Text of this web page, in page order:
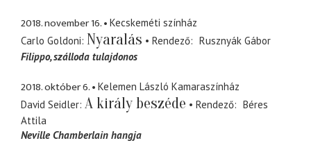
2018. november 16.
Kecskeméti színház
Carlo Goldoni Nyaralás Rendező
Rusznyák Gábor
Filippo szálloda tulajdonos
2018. október 6.
Kelemen László Kamaraszínház
David Seidler A király beszéde Rendező
Béres
Attila
Neville Chamberlain hangja